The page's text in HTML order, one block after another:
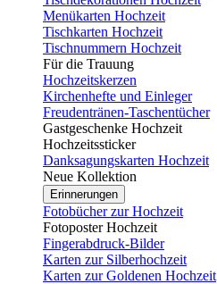
Menükarten Hochzeit
Tischkarten Hochzeit
Tischnummern Hochzeit
Für die Trauung
Hochzeitskerzen
Kirchenhefte und Einleger
Freudentränen-Taschentücher
Gastgeschenke Hochzeit
Hochzeitssticker
Danksagungskarten Hochzeit
Neue Kollektion
Erinnerungen
Fotobücher zur Hochzeit
Fotoposter Hochzeit
Fingerabdruck-Bilder
Karten zur Silberhochzeit
Karten zur Goldenen Hochzeit